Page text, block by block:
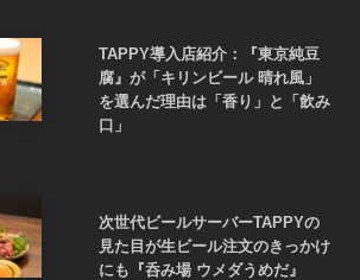
TAPPY導入店紹介：『東京純豆
腐』が「キリンビール 晴れ風」
を選んだ理由は「香り」と「飲み
口」
次世代ビールサーバーTAPPYの
見た目が生ビール注文のきっかけ
にも『呑み場 ウメダうめだ』